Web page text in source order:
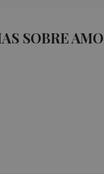
SOBRE